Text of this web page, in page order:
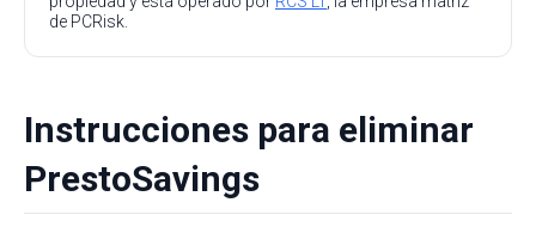
de PCRisk.
Instrucciones para eliminar
PrestoSavings